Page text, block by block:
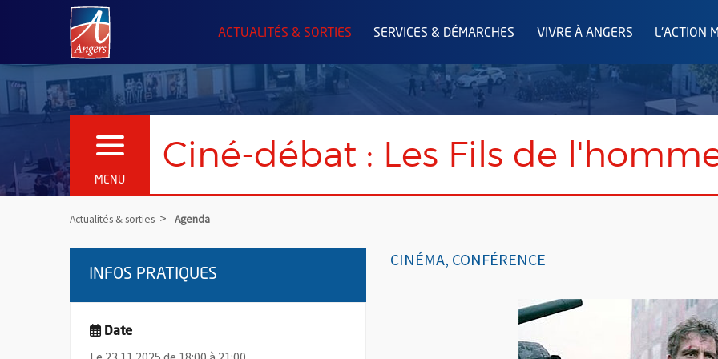
Angers.fr : Retour à l'accueil
ACTUALITÉS & SORTIES SERVICES & DÉMARCHES VIVRE À ANGERS L'ACTION
MENU
OUVRIR LE MENU Ciné-débat : Les Fils de
Actualités & sorties Agenda
CINÉMA, CONFÉRENCE
INFOS PRATIQUES
Date